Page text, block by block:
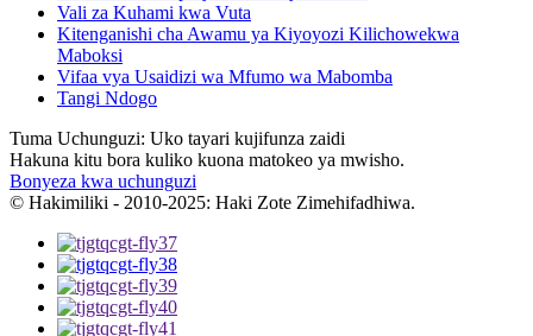
Vali za Kuhami kwa Vuta
Kitenganishi cha Awamu ya Kiyoyozi Kilichowekwa
Maboksi
Vifaa vya Usaidizi wa Mfumo wa Mabomba
Tangi Ndogo
Tuma Uchunguzi: Uko tayari kujifunza zaidi
Hakuna kitu bora kuliko kuona matokeo ya mwisho.
Bonyeza kwa uchunguzi
© Hakimiliki - 2010-2025: Haki Zote Zimehifadhiwa.